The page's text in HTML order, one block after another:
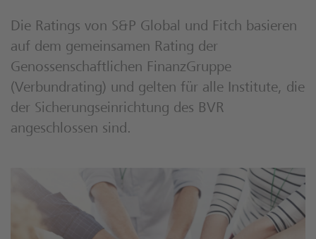
Die Ratings von S&P Global und Fitch basieren
auf dem gemeinsamen Rating der
Genossenschaftlichen FinanzGruppe
(Verbundrating) und gelten für alle Institute, die
der Sicherungseinrichtung des BVR
angeschlossen sind.